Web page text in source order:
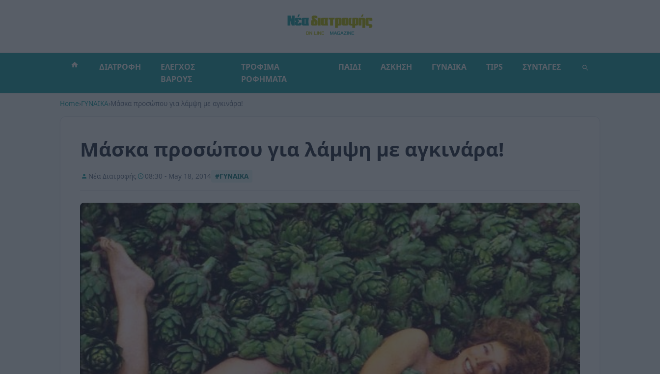
ΔΙΑΤΡΟΦΗ
ΕΛΕΓΧΟΣ
ΒΑΡΟΥΣ
ΤΡΟΦΙΜΑ
ΡΟΦΗΜΑΤΑ
ΠΑΙΔΙ ΑΣΚΗΣΗ ΓΥΝΑΙΚΑ TIPS ΣΥΝΤΑΓΕΣ
Home›ΓΥΝΑΙΚΑ›Μάσκα προσώπου για λάμψη με αγκινάρα!
Μάσκα προσώπου για λάμψη με αγκινάρα!
Νέα Διατροφής 08:30 - May 18, 2014 #ΓΥΝΑΙΚΑ